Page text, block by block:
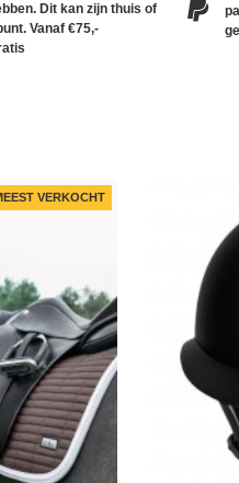
Dit kan zijn thuis of
Vanaf €75,-
VERKOCHT